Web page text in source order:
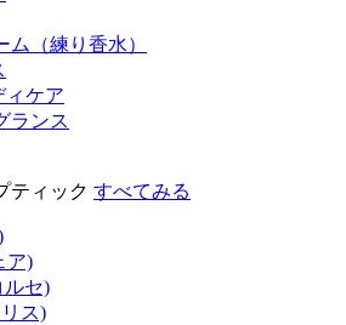
ム（練り香水）
ィケア
ランス
ティック すべてみる
ア)
ルセ)
ス)